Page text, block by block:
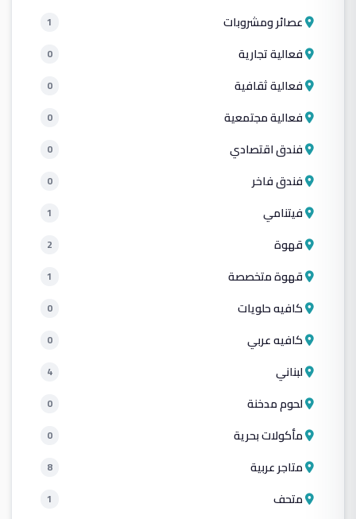
عصائر ومشروبات
1
فعالية تجارية 0
فعالية ثقافية 0
فعالية مجتمعية 0
فندق اقتصادي 0
فندق فاخر 0
فيتنامي 1
قهوة 2
قهوة متخصصة 1
كافيه حلويات 0
كافيه عربي 0
لبناني 4
لحوم مدخنة 0
مأكولات بحرية 0
متاجر عربية 8
متحف 1